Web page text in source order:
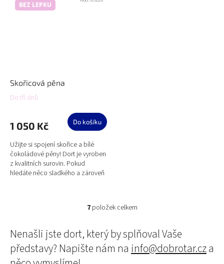
BEZ LEPKU
Skořicová pěna
Do tří dnů
1 050 Kč Do košíku
Užijte si spojení skořice a bílé
čokoládové pěny! Dort je vyroben
z kvalitních surovin. Pokud
hledáte něco sladkého a zároveň
O
l
á
d
7položek celkem
Nenašli jste dort, který by splňoval Vaše
představy? Napište nám nainfo@dobrotar.cza